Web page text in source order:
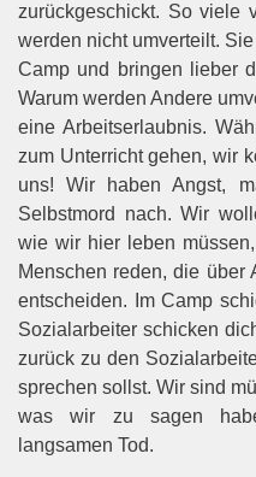
zurückgeschickt. So viele
werden nicht umverteilt.
Camp und bringen lieber
Warum werden Andere
eine Arbeitserlaubnis.
zum Unterricht gehen, wir
uns! Wir haben Angst,
Selbstmord nach. Wir
wie wir hier leben
Menschen reden, die über
entscheiden. Im Camp
Sozialarbeiter schicken
zurück zu den
sprechen sollst. Wir sind
was wir zu sagen
langsamen Tod.